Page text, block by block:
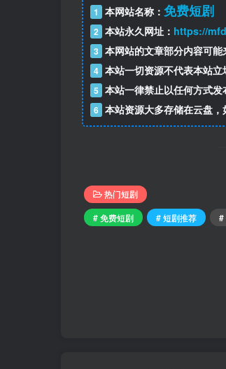
1 本网站名称： 免费短剧
2 本站永久网址： https://
3 本网站的文章部分内容可能
4 本站一切资源不代表本站立
5 本站一律禁止以任何方式发
6 本站资源大多存储在云盘，
热门短剧
# 免费短剧
# 短剧推荐 #